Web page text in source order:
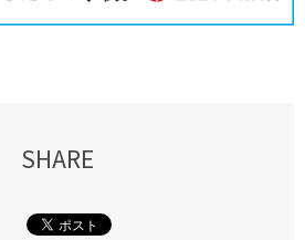
SHARE